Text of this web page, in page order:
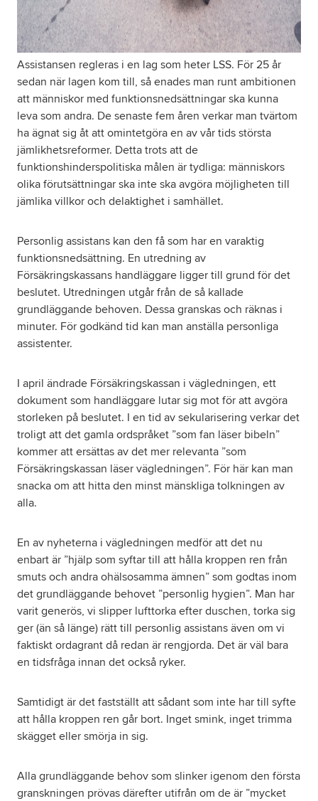
Assistansen regleras i en lag som heter LSS. För 25 år
sedan när lagen kom till, så enades man runt ambitionen
att människor med funktionsnedsättningar ska kunna
leva som andra. De senaste fem åren verkar man tvärtom
ha ägnat sig åt att omintetgöra en av vår tids största
jämlikhetsreformer. Detta trots att de
funktionshinderspolitiska målen är tydliga: människors
olika förutsättningar ska inte ska avgöra möjligheten till
jämlika villkor och delaktighet i samhället.
Personlig assistans kan den få som har en varaktig
funktionsnedsättning. En utredning av
Försäkringskassans handläggare ligger till grund för det
beslutet. Utredningen utgår från de så kallade
grundläggande behoven. Dessa granskas och räknas i
minuter. För godkänd tid kan man anställa personliga
assistenter.
I april ändrade Försäkringskassan i vägledningen, ett
dokument som handläggare lutar sig mot för att avgöra
storleken på beslutet. I en tid av sekularisering verkar det
troligt att det gamla ordspråket ”som fan läser bibeln”
kommer att ersättas av det mer relevanta ”som
Försäkringskassan läser vägledningen”. För här kan man
snacka om att hitta den minst mänskliga tolkningen av
alla.
En av nyheterna i vägledningen medför att det nu
enbart är ”hjälp som syftar till att hålla kroppen ren från
smuts och andra ohälsosamma ämnen” som godtas inom
det grundläggande behovet ”personlig hygien”. Man har
varit generös, vi slipper lufttorka efter duschen, torka sig
ger (än så länge) rätt till personlig assistans även om vi
faktiskt ordagrant då redan är rengjorda. Det är väl bara
en tidsfråga innan det också ryker.
Samtidigt är det fastställt att sådant som inte har till syfte
att hålla kroppen ren går bort. Inget smink, inget trimma
skägget eller smörja in sig.
Alla grundläggande behov som slinker igenom den första
granskningen prövas därefter utifrån om de är ”mycket